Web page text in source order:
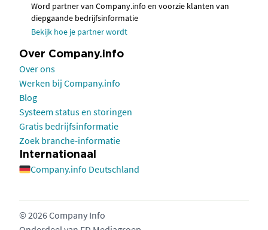
Word partner van Company.info en voorzie klanten van
diepgaande bedrijfsinformatie
Bekijk hoe je partner wordt
Over Company.info
Over ons
Werken bij Company.info
Blog
Systeem status en storingen
Gratis bedrijfsinformatie
Zoek branche-informatie
Internationaal
Company.info Deutschland
© 2026 Company Info